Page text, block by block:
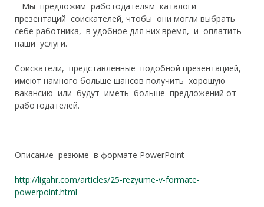
Мы предложим работодателям каталоги
презентаций соискателей, чтобы они могли выбрать
себе работника, в удобное для них время, и оплатить
наши услуги.
Соискатели, представленные подобной презентацией,
имеют намного больше шансов получить хорошую
вакансию или будут иметь больше предложений от
работодателей.
Описание резюме в формате PowerPoint
http://ligahr.com/articles/25-rezyume-v-formate-
powerpoint.html